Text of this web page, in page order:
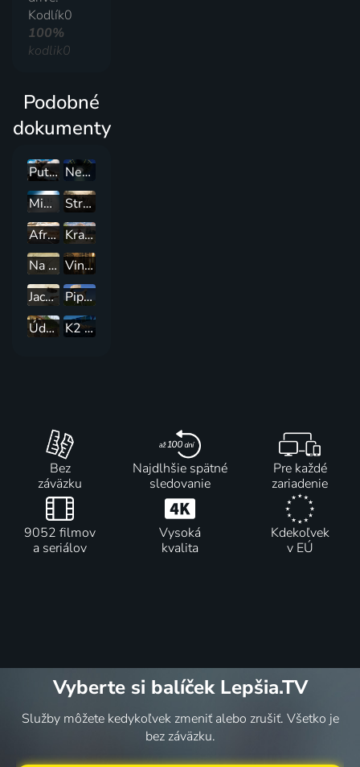
Kodlík0
100%
kodlik0
Podobné
dokumenty
Putování s párou
Neobjasněná akta NASA
Mimozemšťané na Aljašce
Strašidelná města
Afrika na pionieri
Krajinou vína
Na cestě po Calvadosu
Vinorodé brehy nemeckých riek
Jachtárske Himaláje: Od trópov po Arktídu
Pipper na cestách
Údolím Orlice na sever
K2 vlastní cestou
Bez
záväzku
Najdlhšie spätné
sledovanie
Pre každé
zariadenie
9052 filmov
a seriálov
Vysoká
kvalita
Kdekoľvek
v EÚ
Vyberte si balíček Lepšia.TV
Služby môžete kedykoľvek zmeniť alebo zrušiť. Všetko je
bez záväzku.